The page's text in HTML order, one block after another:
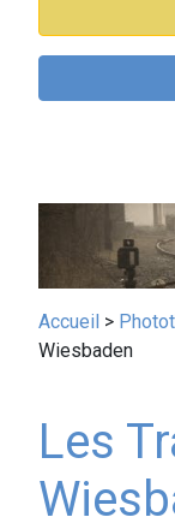
Fil
Accueil
Wiesbaden
Les